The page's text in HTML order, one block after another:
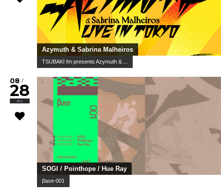
Azymuth & Sabrina Malheiros
TSUBAKI fm presents Azymuth & ...
08 /
28
Fri
SOGI / Pointhope / Hue Ray
βase-001